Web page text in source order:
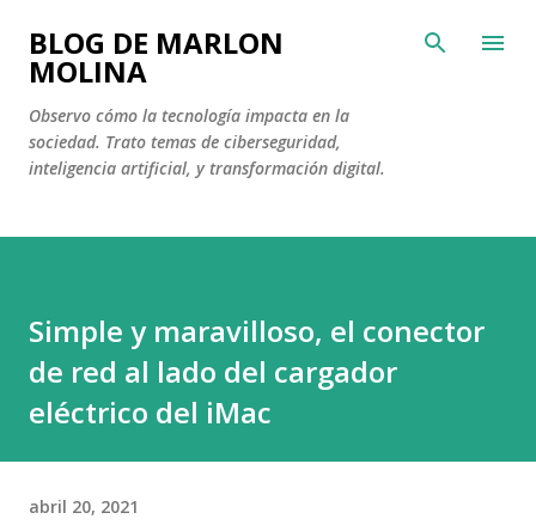
Ir al contenido principal
BLOG DE MARLON
MOLINA
Observo cómo la tecnología impacta en la
sociedad. Trato temas de ciberseguridad,
inteligencia artificial, y transformación digital.
Simple y maravilloso, el conector
de red al lado del cargador
eléctrico del iMac
abril 20, 2021